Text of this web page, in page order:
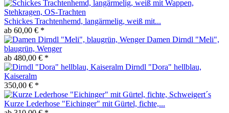
Schickes Trachtenhemd, langärmelig, weiß mit...
ab 60,00 € *
Damen Dirndl "Meli",
blaugrün, Wenger
ab 480,00 € *
Dirndl "Dora" hellblau,
Kaiseralm
350,00 € *
Kurze Lederhose "Eichinger" mit Gürtel, fichte,...